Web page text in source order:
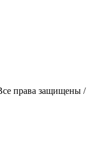
права защищены /